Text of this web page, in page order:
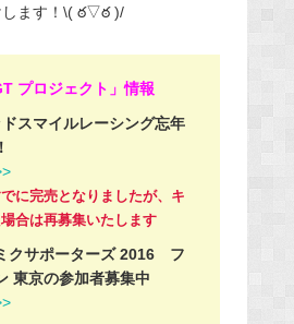
します！\( ఠ▽ఠ )/
プロジェクト」情報
スマイルレーシング忘年
に完売となりましたが、キ
合は再募集いたします
クサポーターズ 2016 フ
東京の参加者募集中